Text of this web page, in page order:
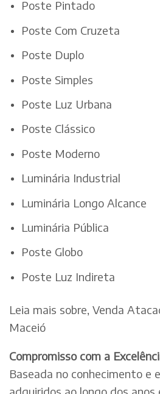
Poste Pintado
Poste Com Cruzeta
Poste Duplo
Poste Simples
Poste Luz Urbana
Poste Clássico
Poste Moderno
Luminária Industrial
Luminária Longo Alcance
Luminária Pública
Poste Globo
Poste Luz Indireta
Leia mais sobre, Venda
Maceió
Compromisso com a
Baseada no conhecimento e